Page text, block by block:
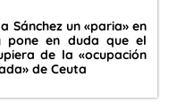
Sánchez un «paria» en
pone en duda que el
de la «ocupación
de Ceuta